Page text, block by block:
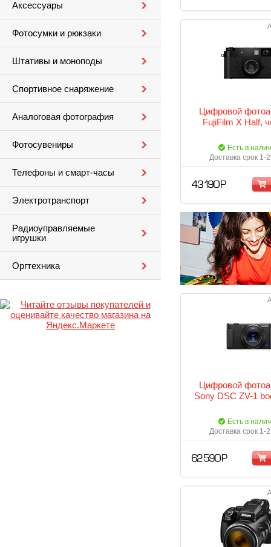
Аксессуары
Фотосумки и рюкзаки
Штативы и моноподы
Спортивное снаряжение
Аналоговая фотография
Фотосувениры
Телефоны и смарт-часы
Электротранспорт
Радиоуправляемые
игрушки
Оргтехника
Цифровой
FujiFilm X Half,
Есть в
Доставка срок 1-
43 190 Р
Цифровой
Sony DSC ZV-1
Есть в
Доставка срок 1-
62 590 Р